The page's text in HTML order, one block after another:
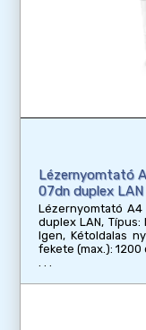
Lézernyomtató
07dn duplex LAN
Lézernyomtató
duplex LAN,
Igen, Kétoldalas
fekete (max.):